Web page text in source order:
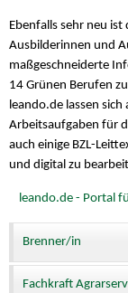
Ebenfalls sehr neu
Ausbilderinnen und
maßgeschneiderte
14 Grünen Berufen
leando.de lassen
Arbeitsaufgaben für
auch einige BZL-
und digital zu
leando.de - Portal
Brenner/in
Fachkraft